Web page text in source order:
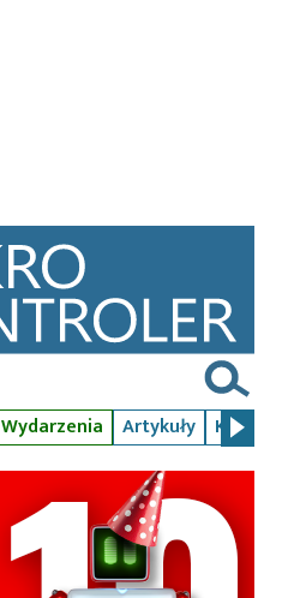
Wydarzenia Artykuły Kursy